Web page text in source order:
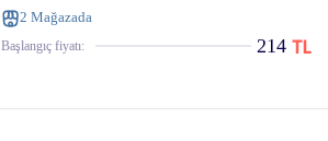
2 Mağazada
Başlangıç ​​fiyatı: 214